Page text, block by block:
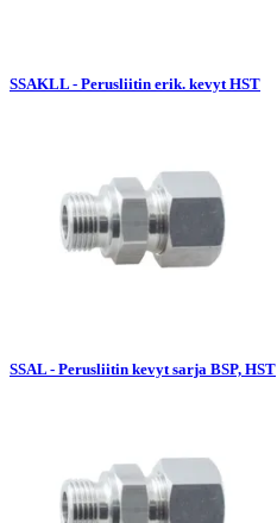
SSAKLL - Perusliitin erik. kevyt HST
SSAL - Perusliitin kevyt sarja BSP, HST